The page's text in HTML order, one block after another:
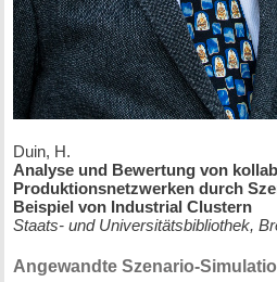
Duin, H.
Analyse und Bewertung von
Produktionsnetzwerken durch
Beispiel von Industrial Clustern
Staats- und Universitätsbibliothek,
Angewandte Szenario-